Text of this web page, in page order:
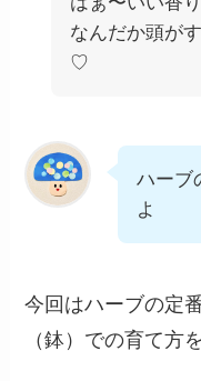
なんだか頭が
♡
ハーブ
よ
今回はハーブの定
（鉢）での育て方